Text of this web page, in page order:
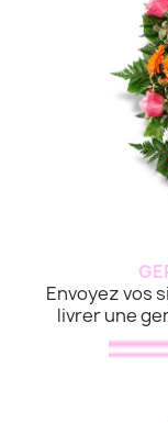
Envoyez vos
livrer une